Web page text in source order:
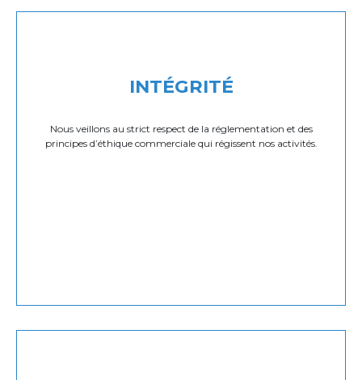
INTÉGRITÉ
Nous veillons au strict respect de la réglementation et des
principes d’éthique commerciale qui régissent nos activités.